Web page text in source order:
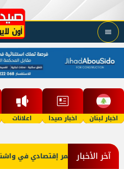
اخبار لبنان اخبار صيدا اعلانات
آخر الأخبار
روما ومُؤتمر إقتصادي في واشنطن